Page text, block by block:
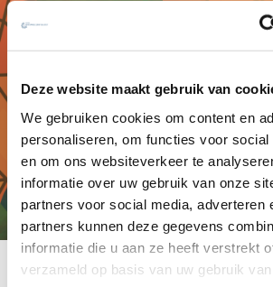
Deze website maakt gebruik van
We gebruiken cookies om content en
personaliseren, om functies voor social
en om ons websiteverkeer te
informatie over uw gebruik van onze
partners voor social media, adverteren
partners kunnen deze gegevens
informatie die u aan ze heeft verstrekt
verzameld op basis van uw gebruik
Ben jij ook enthousiast